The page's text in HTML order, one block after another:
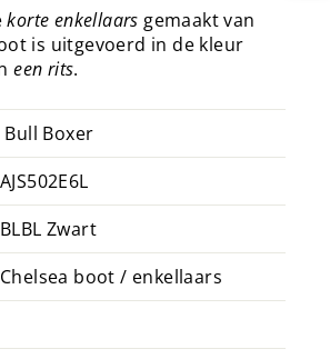
korte enkellaars gemaakt van
is uitgevoerd in de kleur
een rits.
Bull Boxer
AJS502E6L
BLBL Zwart
Chelsea boot / enkellaars